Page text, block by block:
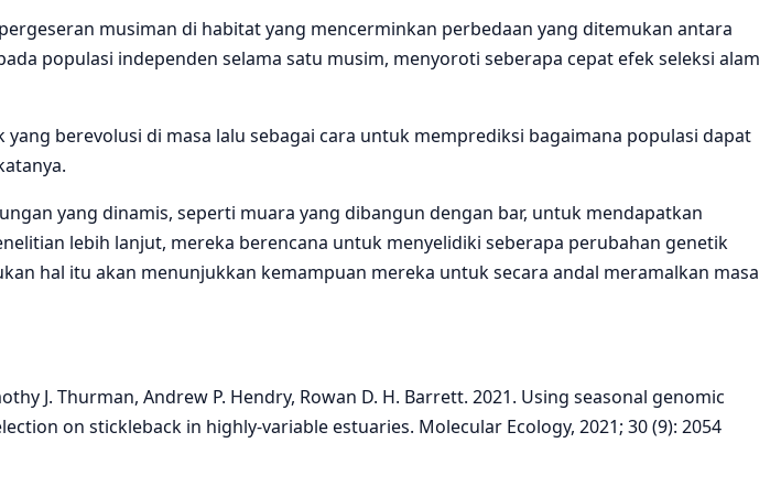
musiman di habitat yang mencerminkan perbedaan yang ditemukan antara
populasi independen selama satu musim, menyoroti seberapa cepat efek seleksi alam
berevolusi di masa lalu sebagai cara untuk memprediksi bagaimana populasi dapat
yang dinamis, seperti muara yang dibangun dengan bar, untuk mendapatkan
lebih lanjut, mereka berencana untuk menyelidiki seberapa perubahan genetik
hal itu akan menunjukkan kemampuan mereka untuk secara andal meramalkan masa
J. Thurman, Andrew P. Hendry, Rowan D. H. Barrett. 2021. Using seasonal genomic
on stickleback in highly‐variable estuaries. Molecular Ecology, 2021; 30 (9): 2054